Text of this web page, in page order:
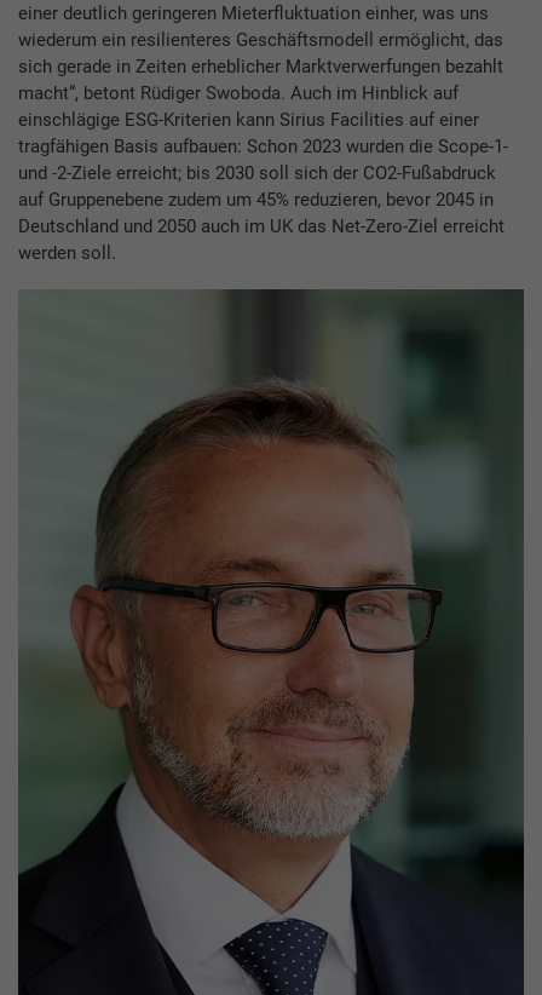
einer deutlich geringeren Mieterfluktuation einher, was uns
wiederum ein resilienteres Geschäftsmodell ermöglicht, das
sich gerade in Zeiten erheblicher Marktverwerfungen bezahlt
macht“, betont Rüdiger Swoboda. Auch im Hinblick auf
einschlägige ESG-Kriterien kann Sirius Facilities auf einer
tragfähigen Basis aufbauen: Schon 2023 wurden die Scope-1-
und -2-Ziele erreicht; bis 2030 soll sich der CO2-Fußabdruck
auf Gruppenebene zudem um 45% reduzieren, bevor 2045 in
Deutschland und 2050 auch im UK das Net-Zero-Ziel erreicht
werden soll.